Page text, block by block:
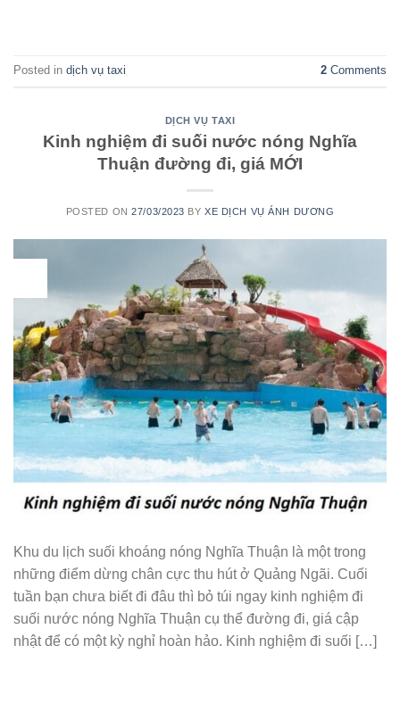
Posted in dịch vụ taxi 2 Comments
DỊCH VỤ TAXI
Kinh nghiệm đi suối nước nóng Nghĩa
Thuận đường đi, giá MỚI
POSTED ON27/03/2023 BYXE DỊCH VỤ ÁNH DƯƠNG
Khu du lịch suối khoáng nóng Nghĩa Thuận là một trong
những điểm dừng chân cực thu hút ở Quảng Ngãi. Cuối
tuần bạn chưa biết đi đâu thì bỏ túi ngay kinh nghiệm đi
suối nước nóng Nghĩa Thuận cụ thể đường đi, giá cập
nhật để có một kỳ nghỉ hoàn hảo. Kinh nghiệm đi suối […]